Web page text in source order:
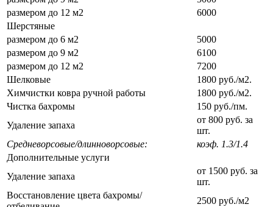
размером до 12 м2
6000
Шерстяные
размером до 6 м2
5000
размером до 9 м2
6100
размером до 12 м2
7200
Шелковые
1800 руб./м2.
Химчистки ковра ручной работы
1800 руб./м2.
Чистка бахромы
150 руб./пм.
Удаление запаха
от 800 руб. за
шт.
Средневорсовые/длинноворсовые:
коэф. 1.3/1.4
Дополнительные услуги
Удаление запаха
от 1500 руб. за
шт.
Восстановление цвета бахромы/
2500 руб./м2